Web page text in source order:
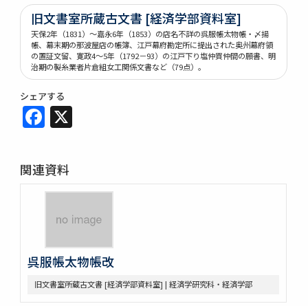
旧文書室所蔵古文書 [経済学部資料室]
天保2年（1831）～嘉永6年（1853）の店名不詳の呉服帳太物帳・〆揚
帳、幕末期の那波屋店の帳簿、江戸幕府勘定所に提出された奥州幕府領
の置証文留、寛政4～5年（1792－93）の江戸下り塩仲買仲間の願書、明
治期の製糸業者片倉組女工関係文書など（79点）。
シェアする
Facebook
関連資料
呉服帳太物帳改
旧文書室所蔵古文書 [経済学部資料室] | 経済学研究科・経済学部